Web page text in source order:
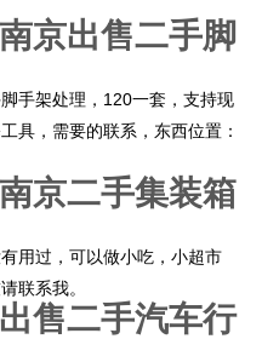
南京出售二手脚
手架处理，120一套，支持现
具，需要的联系，东西位置：
南京二手集装箱
用过，可以做小吃，小超市
联系我。
出售二手汽车行